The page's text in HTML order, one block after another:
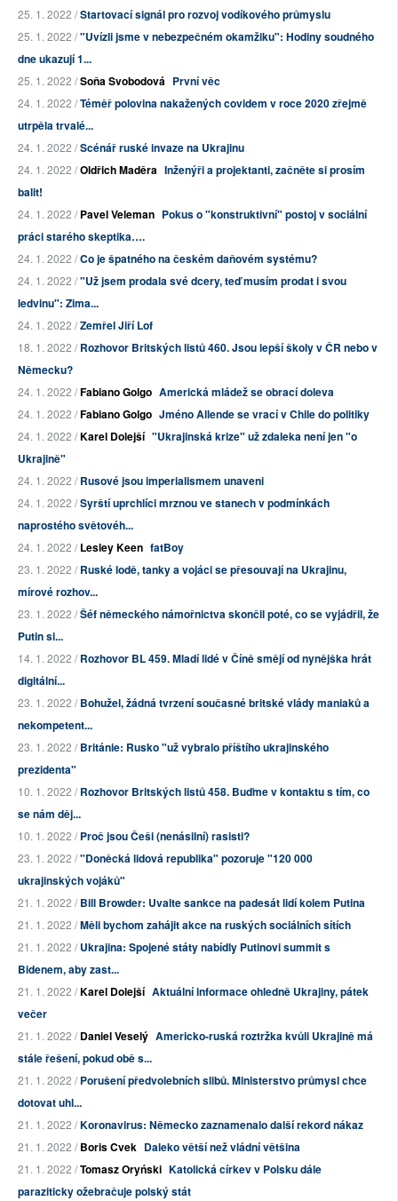
25. 1. 2022 /Startovací signál pro rozvoj vodíkového průmyslu
25. 1. 2022 /"Uvízli jsme v nebezpečném okamžiku": Hodiny soudného
dne ukazují 1...
25. 1. 2022 /Soňa Svobodová První věc
24. 1. 2022 /Téměř polovina nakažených covidem v roce 2020 zřejmě
utrpěla trvalé...
24. 1. 2022 /Scénář ruské invaze na Ukrajinu
24. 1. 2022 /Oldřich Maděra Inženýři a projektanti, začněte si prosím
balit!
24. 1. 2022 /Pavel Veleman Pokus o "konstruktivní" postoj v sociální
práci starého skeptika….
24. 1. 2022 /Co je špatného na českém daňovém systému?
24. 1. 2022 /"Už jsem prodala své dcery, teď musím prodat i svou
ledvinu": Zima...
24. 1. 2022 /Zemřel Jiří Lof
18. 1. 2022 /Rozhovor Britských listů 460. Jsou lepší školy v ČR nebo v
Německu?
24. 1. 2022 /Fabiano Golgo Americká mládež se obrací doleva
24. 1. 2022 /Fabiano Golgo Jméno Allende se vrací v Chile do politiky
24. 1. 2022 /Karel Dolejší "Ukrajinská krize" už zdaleka není jen "o
Ukrajině"
24. 1. 2022 /Rusové jsou imperialismem unaveni
24. 1. 2022 /Syrští uprchlíci mrznou ve stanech v podmínkách
naprostého světovéh...
24. 1. 2022 /Lesley Keen fatBoy
23. 1. 2022 /Ruské lodě, tanky a vojáci se přesouvají na Ukrajinu,
mírové rozhov...
23. 1. 2022 /Šéf německého námořnictva skončil poté, co se vyjádřil, že
Putin si...
14. 1. 2022 /Rozhovor BL 459. Mladí lidé v Číně smějí od nynějška hrát
digitální...
23. 1. 2022 /Bohužel, žádná tvrzení současné britské vlády maniaků a
nekompetent...
23. 1. 2022 /Británie: Rusko "už vybralo příštího ukrajinského
prezidenta"
10. 1. 2022 /Rozhovor Britských listů 458. Buďme v kontaktu s tím, co
se nám děj...
10. 1. 2022 /Proč jsou Češi (nenásilní) rasisti?
23. 1. 2022 /"Doněcká lidová republika" pozoruje "120 000
ukrajinských vojáků"
21. 1. 2022 /Bill Browder: Uvalte sankce na padesát lidí kolem Putina
21. 1. 2022 /Měli bychom zahájit akce na ruských sociálních sítích
21. 1. 2022 /Ukrajina: Spojené státy nabídly Putinovi summit s
Bidenem, aby zast...
21. 1. 2022 /Karel Dolejší Aktuální informace ohledně Ukrajiny, pátek
večer
21. 1. 2022 /Daniel Veselý Americko-ruská roztržka kvůli Ukrajině má
stále řešení, pokud obě s...
21. 1. 2022 /Porušení předvolebních slibů. Ministerstvo průmysl chce
dotovat uhl...
21. 1. 2022 /Koronavirus: Německo zaznamenalo další rekord nákaz
21. 1. 2022 /Boris Cvek Daleko větší než vládní většina
21. 1. 2022 /Tomasz Oryński Katolická církev v Polsku dále
paraziticky ožebračuje polský stát